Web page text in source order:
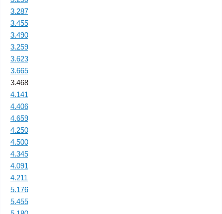
3.287
3.455
3.490
3.259
3.623
3.665
3.468
4.141
4.406
4.659
4.250
4.500
4.345
4.091
4.211
5.176
5.455